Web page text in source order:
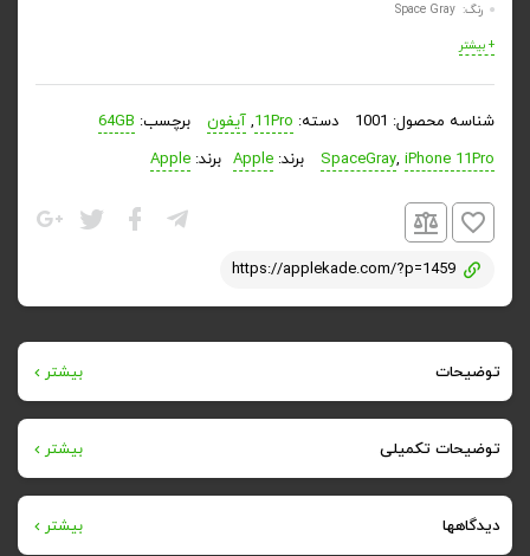
رنگ: Space Gray
+ بیشتر
شناسه محصول: 1001 دسته: 11Pro
, آیفون برچسب: 64GB
SpaceGray, iPhone 11Pro برند: Apple برند: Apple
https://applekade.com/?p=1459
توضیحات بیشتر
آیفون ۱۱ پرو
از میان گوشی هایی که کمپانی اپل در مراسم اختصاصی خودش
توضیحات تکمیلی بیشتر
وزن
دیدگاهها بیشتر